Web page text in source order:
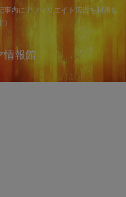
事内にアフィリエイト広告を利用し
情報館